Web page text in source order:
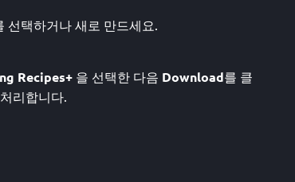
선택하거나 새로 만드세요.
Recipes+ 을 선택한 다음 Download를 클
리합니다.